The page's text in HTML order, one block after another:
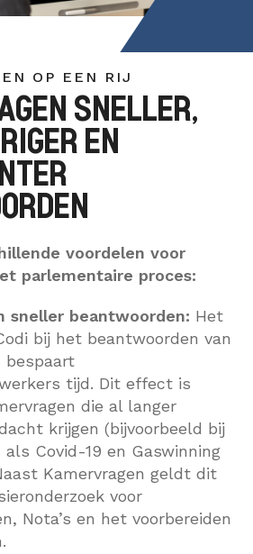
OP EEN RIJ
SNELLER,
EN
voordelen voor
parlementaire proces:
sneller beantwoorden: Het
bij het beantwoorden van
bespaart
tijd. Dit effect is
die al langer
krijgen (bijvoorbeeld bij
Covid-19 en Gaswinning
Kamervragen geldt dit
voor
Nota’s en het voorbereiden